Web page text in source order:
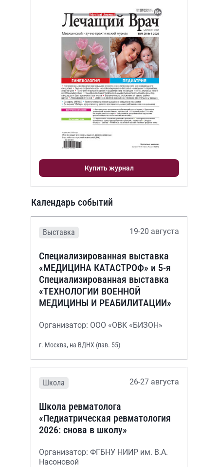
Купить журнал
Календарь событий
Выставка 19-20 августа
Специализированная выставка
«МЕДИЦИНА КАТАСТРОФ» и 5-я
Специализированная выставка
«ТЕХНОЛОГИИ ВОЕННОЙ
МЕДИЦИНЫ И РЕАБИЛИТАЦИИ»
Организатор: ООО «ОВК «БИЗОН»
г. Москва, на ВДНХ (пав. 55)
Школа 26-27 августа
Школа ревматолога
«Педиатрическая ревматология
2026: снова в школу»
Организатор: ФГБНУ НИИР им. В.А.
Насоновой